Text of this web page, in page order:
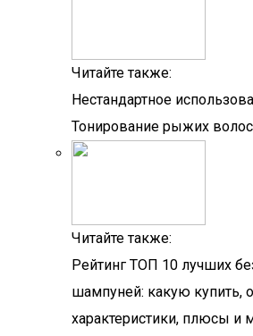
Читайте также:
Нестандартное
Тонирование рыжих
Читайте также:
Рейтинг ТОП 10 лучших
шампуней: какую купить,
характеристики, плюсы и